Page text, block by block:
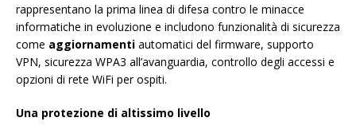
rappresentano la prima linea di difesa contro le minacce
informatiche in evoluzione e includono funzionalità di sicurezza
come aggiornamenti automatici del firmware, supporto
VPN, sicurezza WPA3 all’avanguardia, controllo degli accessi e
opzioni di rete WiFi per ospiti.
Una protezione di altissimo livello